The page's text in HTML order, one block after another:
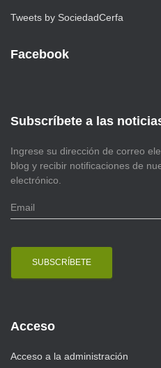
Tweets by SociedadCerfa
Facebook
Subscríbete a las
Ingrese su dirección de correo
blog y recibir notificaciones de
electrónico.
E
m
i
Acceso
Acceso a la administración